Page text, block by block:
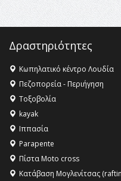
Δραστηριότητες
Κωπηλατικό κέντρο Λουδία
Πεζοπορεία - Περιήγηση
Τοξοβολία
kayak
Ιππασία
Parapente
Πίστα Moto cross
Κατάβαση Μογλενίτσας